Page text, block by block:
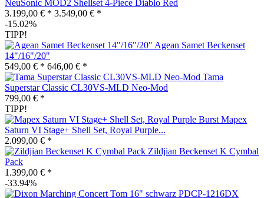
NeuSonic MOD2 Shellset 4-Piece Diablo Red
3.199,00 € * 3.549,00 € *
-15.02%
TIPP!
Agean Samet Beckenset
14"/16"/20"
549,00 € * 646,00 € *
Tama
Superstar Classic CL30VS-MLD Neo-Mod
799,00 € *
TIPP!
Mapex
Saturn VI Stage+ Shell Set, Royal Purple...
2.099,00 € *
Zildjian Beckenset K Cymbal
Pack
1.399,00 € *
-33.94%